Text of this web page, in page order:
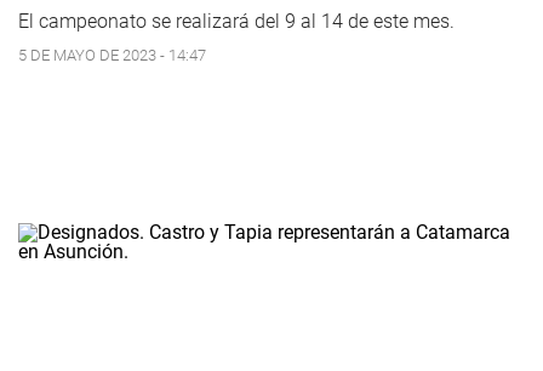
El campeonato se realizará del 9 al 14 de este mes.
5 DE MAYO DE 2023 - 14:47